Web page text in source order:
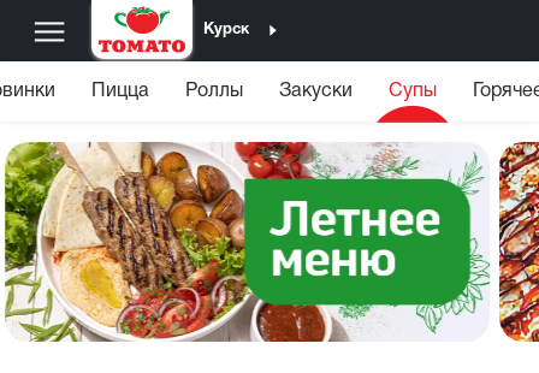
Курск
Пицца Роллы Закуски Супы